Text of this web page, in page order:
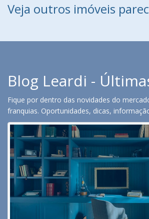
Veja outros imóveis
Blog Leardi -
Fique por dentro das novidades do
franquias. Oportunidades, dicas,